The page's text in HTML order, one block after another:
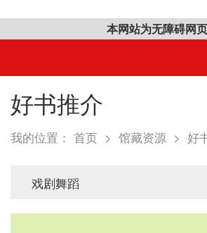
本网站为无障碍网页
好书推介
我的位置： 首页 > 馆藏资源 > 好
戏剧舞蹈